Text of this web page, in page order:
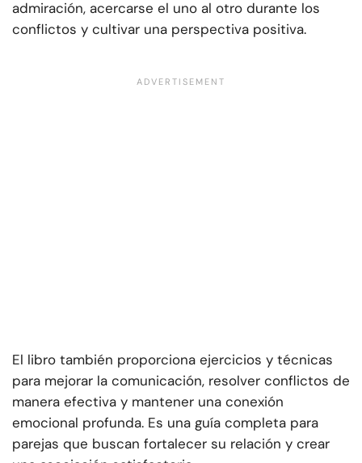
admiración, acercarse el uno al otro durante los
conflictos y cultivar una perspectiva positiva.
El libro también proporciona ejercicios y técnicas
para mejorar la comunicación, resolver conflictos de
manera efectiva y mantener una conexión
emocional profunda. Es una guía completa para
parejas que buscan fortalecer su relación y crear